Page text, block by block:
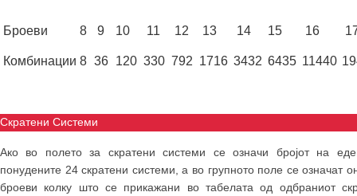
Броеви 8 9 10 11 12 13 14 15 16
Комбинации 8 36 120 330 792 1716 3432 6435 11440
Скратени Системи
Ако во полето за скратени системи се означи бројот на
понудените 24 скратени системи, а во групното поле се означат
броеви колку што се прикажани во табелата од одбраниот